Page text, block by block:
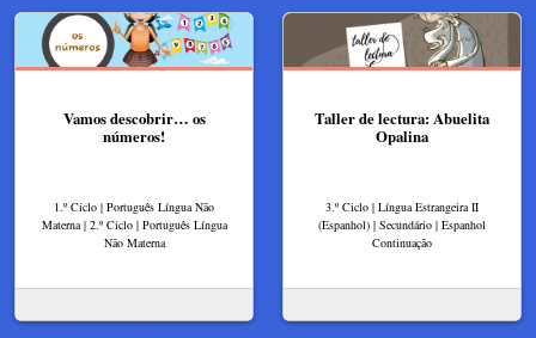
Vamos descobrir… os
números!
1.º Ciclo | Português Língua Não
Materna | 2.º Ciclo | Português Língua
Não Materna
Taller de lectura: Abuelita
Opalina
3.º Ciclo | Língua Estrangeira II
(Espanhol) | Secundário | Espanhol
Continuação